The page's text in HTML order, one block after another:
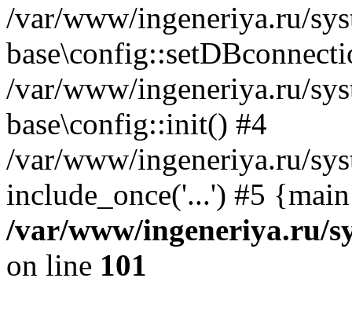
/var/www/ingeneriya.ru/
/var/www/ingeneriya.ru/
base\config::init() #4
/var/www/ingeneriya.ru/
include_once('...') #5
/var/www/ingeneriya.ru/
on line 101